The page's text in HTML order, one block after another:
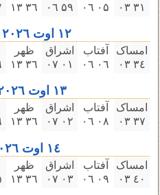
۳۱ ۰۳
۰۵ ۰٦
۵٩ ۰٦
۳٦ ۱۳
۱۲ اوت ۲۰۲٦ - چهار شنبه
امساک
۳٤ ۰۳
آفتاب
۰٦ ۰٦
اشراق
۰۱ ۰٧
ظهر
۳٦ ۱۳
۱۳ اوت ۲۰۲٦ - پنجشنبه
امساک
۳٧ ۰۳
آفتاب
۰٨ ۰٦
اشراق
۰۲ ۰٧
ظهر
۳٦ ۱۳
۱٤ اوت ۲۰۲٦ - جمعه
امساک
٤۰ ۰۳
آفتاب
۰٩ ۰٦
اشراق
۰۳ ۰٧
ظهر
۳٦ ۱۳